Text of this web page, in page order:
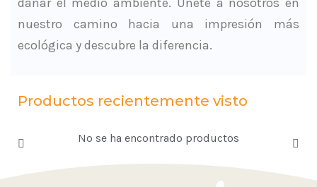
nuestro camino hacia una impresión más
ecológica y descubre la diferencia.
Productos recientemente visto
No se ha encontrado productos